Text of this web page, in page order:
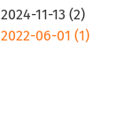
2024-11-13 (2)
2022-06-01 (1)